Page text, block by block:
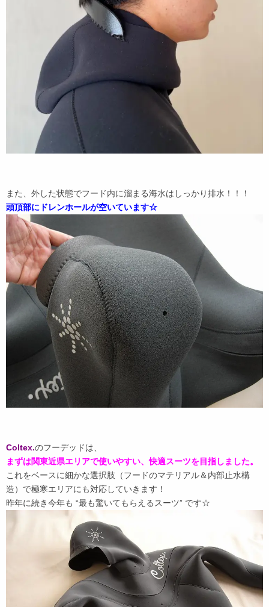
また、外した状態でフード内に溜まる海水はしっかり排水！！！
頭頂部にドレンホールが空いています☆
Coltex.のフーデッドは、
まずは関東近県エリアで使いやすい、快適スーツを目指しました。
これをベースに細かな選択肢（フードのマテリアル＆内部止水構
造）で極寒エリアにも対応していきます！
昨年に続き今年も “最も驚いてもらえるスーツ” です☆